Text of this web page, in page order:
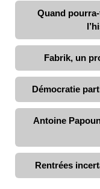
Quand
Fabrik, un
Démocratie
Antoine
Rentrées